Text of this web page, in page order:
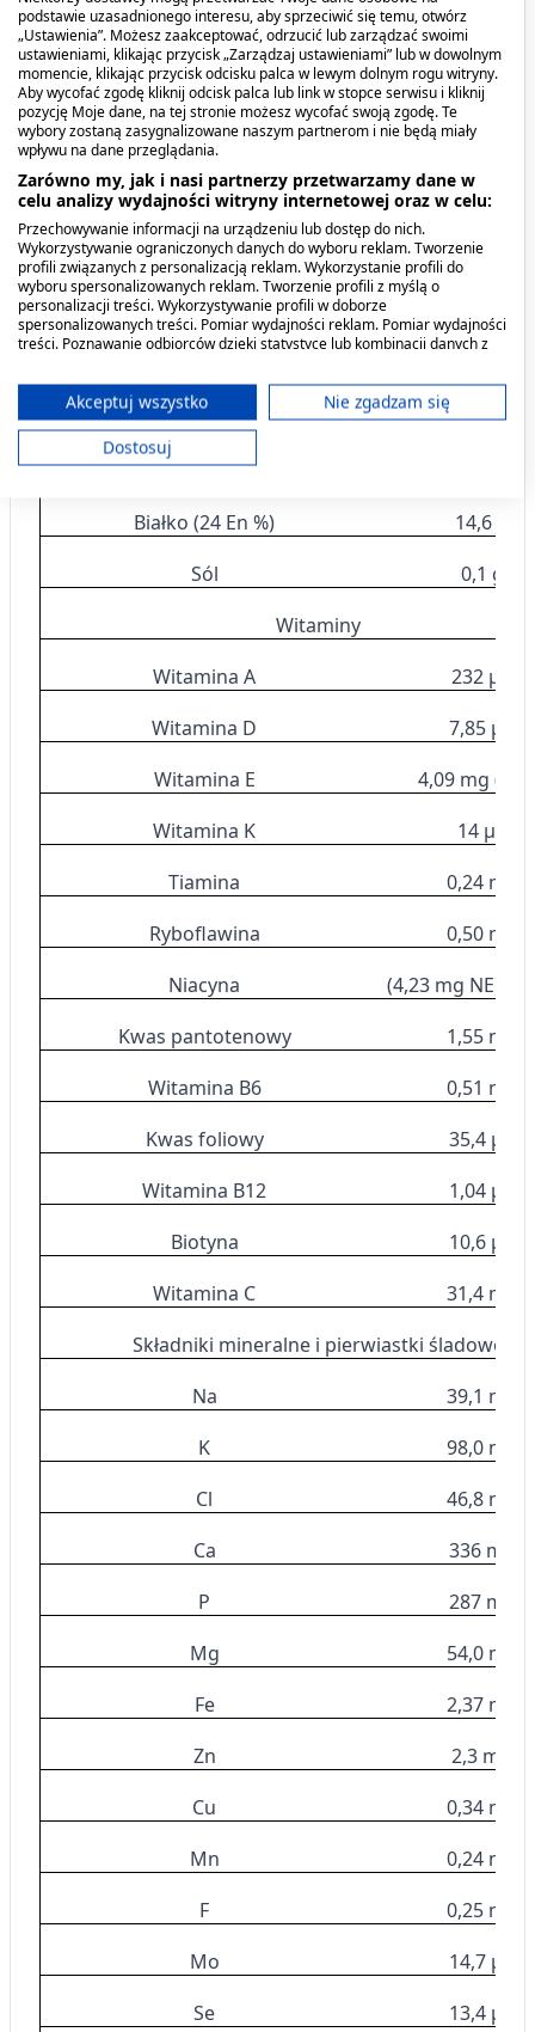
Wielonienasycone
3,5 g
Kwas eikozapentaenowy (EPA)
880 mg
(9,99 g/ 100g kwasów
tłuszczowych)
Kwas dokozaheksaenowy (DHA)
585 mg
(6,64/100g kwasów tłuszczowych)
Węglowodany (41 En %)
25,1 g
Laktoza
< 0,35 g
Błonnik (0 En %)
Białko (24 En %)
14,6 g
Sól
0,1 g
Witaminy
Witamina A
232 μg
Witamina D
7,85 μg
Witamina E
4,09 mg (α-
Witamina K
14 μg
Tiamina
0,24 mg
Ryboflawina
0,50 mg
Niacyna
(4,23 mg NE)
Kwas pantotenowy
1,55 mg
Witamina B6
0,51 mg
Kwas foliowy
35,4 μg
Witamina B12
1,04 μg
Biotyna
10,6 μg
Witamina C
31,4 mg
Składniki mineralne i pierwiastki śladowe
Na
39,1 mg
K
98,0 mg
Cl
46,8 mg
Ca
336 mg
P
287 mg
Mg
54,0 mg
Fe
2,37 mg
Zn
2,3 mg
Cu
0,34 mg
Mn
0,24 mg
F
0,25 mg
Mo
14,7 μg
Se
13,4 μg
podstawie uzasadnionego interesu, aby sprzeciwić się temu, otwórz
„Ustawienia”. Możesz zaakceptować, odrzucić lub zarządzać swoimi
ustawieniami, klikając przycisk „Zarządzaj ustawieniami” lub w dowolnym
momencie, klikając przycisk odcisku palca w lewym dolnym rogu witryny.
Aby wycofać zgodę kliknij odcisk palca lub link w stopce serwisu i kliknij
pozycję Moje dane, na tej stronie możesz wycofać swoją zgodę. Te
wybory zostaną zasygnalizowane naszym partnerom i nie będą miały
wpływu na dane przeglądania.
Zarówno my, jak i nasi partnerzy przetwarzamy dane w
celu analizy wydajności witryny internetowej oraz w celu:
Przechowywanie informacji na urządzeniu lub dostęp do nich.
Wykorzystywanie ograniczonych danych do wyboru reklam. Tworzenie
profili związanych z personalizacją reklam. Wykorzystanie profili do
wyboru spersonalizowanych reklam. Tworzenie profili z myślą o
personalizacji treści. Wykorzystywanie profili w doborze
spersonalizowanych treści. Pomiar wydajności reklam. Pomiar wydajności
treści. Poznawanie odbiorców dzięki statystyce lub kombinacji danych z
ograniczonych danych do wyboru treści.
Dane mogą być udostępniane poza Unię Europejską i wysyłane do USA.
Twoja zgoda i polityka cookie dotyczą wyłącznie tej witryny/aplikacji.
Wyświetl listę partnerów (11 dostawców IAB)
Cele przetwarzania IAB:
lub dostęp do nich
Wykorzystywanie ograniczonych danych do
wyboru reklam
Tworzenie profili w celu
spersonalizowanych reklam
spersonalizowanych reklam
Tworzenie profili w celu personalizacji treści
Wykorzystywanie profili w celu doboru
spersonalizowanych treści
Pomiar efektywności reklam
Pomiar efektywności treści
Rozumienie odbiorców dzięki statystyce lub
wyboru treści
geolokalizacyjnych
Identyfikowanie urządzeń na podstawie
aktywnie żądanych informacji
Cele przetwarzania inne niż IAB:
Akceptuj wszystko
Nie zgadzam się
Dostosuj